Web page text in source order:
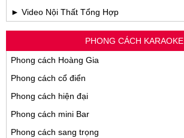
► Video Nội Thất Tổng Hợp
PHONG CÁCH KARAOKE
Phong cách Hoàng Gia
Phong cách cổ điển
Phong cách hiện đại
Phong cách mini Bar
Phong cách sang trọng